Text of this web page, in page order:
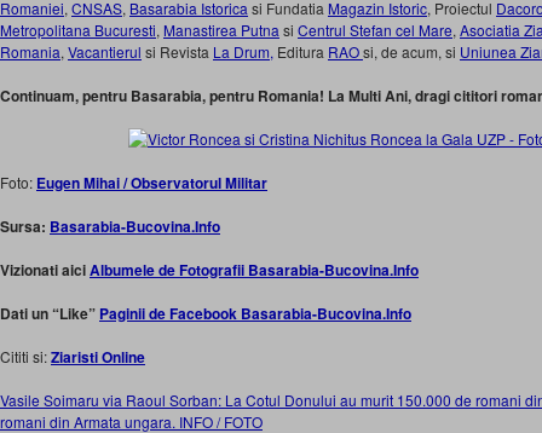
Romaniei, CNSAS, Basarabia Istorica si Fundatia Magazin Istoric, Proiectul
Metropolitana Bucuresti, Manastirea Putna si Centrul Stefan cel Mare, Asociatia
Romania, Vacantierul si Revista La Drum, Editura RAOsi, de acum, si Uniunea
Continuam, pentru Basarabia, pentru Romania! La Multi Ani, dragi cititori
Foto: Eugen Mihai / Observatorul Militar
Sursa: Basarabia-Bucovina.Info
Vizionati aiciAlbumele de Fotografii Basarabia-Bucovina.Info
Dati un “Like” Paginii de Facebook Basarabia-Bucovina.Info
Cititi si:Ziaristi Online
Vasile Soimaru via Raoul Sorban: La Cotul Donului au murit 150.000 de romani
romani din Armata ungara. INFO / FOTO